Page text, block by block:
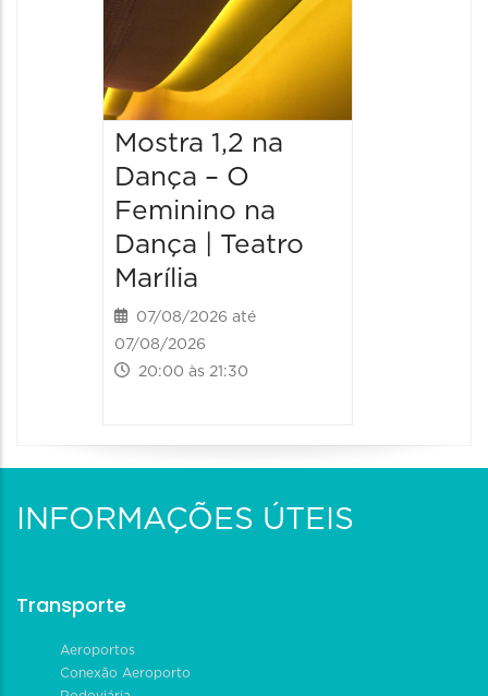
Mostra 1,2 na
Dança – O
Feminino na
Dança | Teatro
Marília
07/08/2026 até
07/08/2026
20:00 às 21:30
INFORMAÇÕES ÚTEIS
Transporte
Aeroportos
Conexão Aeroporto